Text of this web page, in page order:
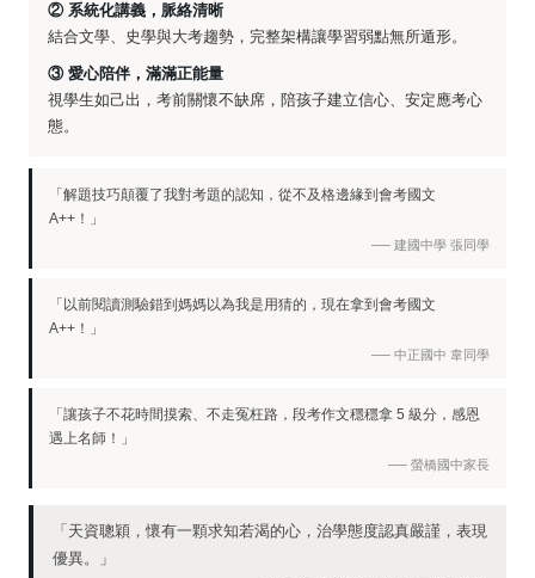
② 系統化講義，脈絡清晰
結合文學、史學與大考趨勢，完整架構讓學習弱點無所遁形。
③ 愛心陪伴，滿滿正能量
視學生如己出，考前關懷不缺席，陪孩子建立信心、安定應考心
態。
「解題技巧顛覆了我對考題的認知，從不及格邊緣到會考國文
A++！」
── 建國中學 張同學
「以前閱讀測驗錯到媽媽以為我是用猜的，現在拿到會考國文
A++！」
── 中正國中 韋同學
「讓孩子不花時間摸索、不走冤枉路，段考作文穩穩拿 5 級分，感恩
遇上名師！」
── 螢橋國中家長
「天資聰穎，懷有一顆求知若渴的心，治學態度認真嚴謹，表現
優異。」